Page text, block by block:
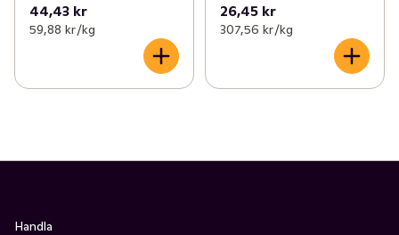
44,43 kr
59,88 kr /kg
26,45 kr
307,56 kr /kg
Handla